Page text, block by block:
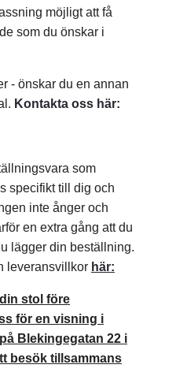
möjligt att få
som du önskar i
- önskar du en annan
Kontakta oss här:
som
specifikt till dig och
inte ånger och
en extra gång att du
lägger din beställning.
leveransvillkor här:
stol före
för en visning i
Blekingegatan 22 i
besök tillsammans